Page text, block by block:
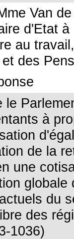
Van
d'Etat
au
des
le
à
de la
une
globale
du
des
1036)